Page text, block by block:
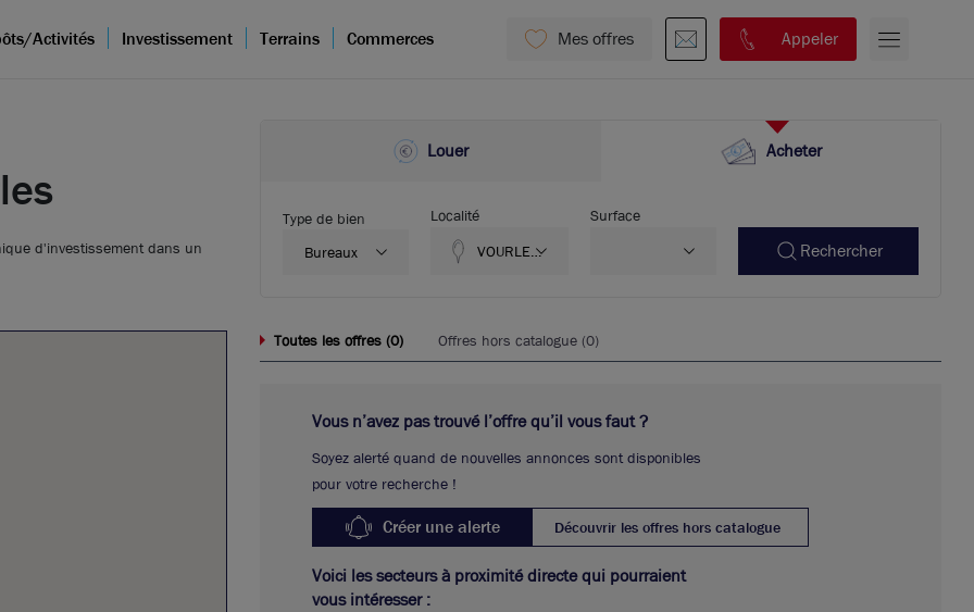
Activités Investissement Terrains Commerces Mes offres Appeler
d'investissement dans un
Louer Acheter
Type de bien
Bureaux
Localité
VOURLES
Surface
Rechercher
Toutes les offres (0) Offres hors catalogue (0)
Vous n’avez pas trouvé l’offre qu’il vous faut ?
Soyez alerté quand de nouvelles annonces sont disponibles
pour votre recherche !
Créer une alerte Découvrir les offres hors catalogue
Voici les secteurs à proximité directe qui pourraient
vous intéresser :